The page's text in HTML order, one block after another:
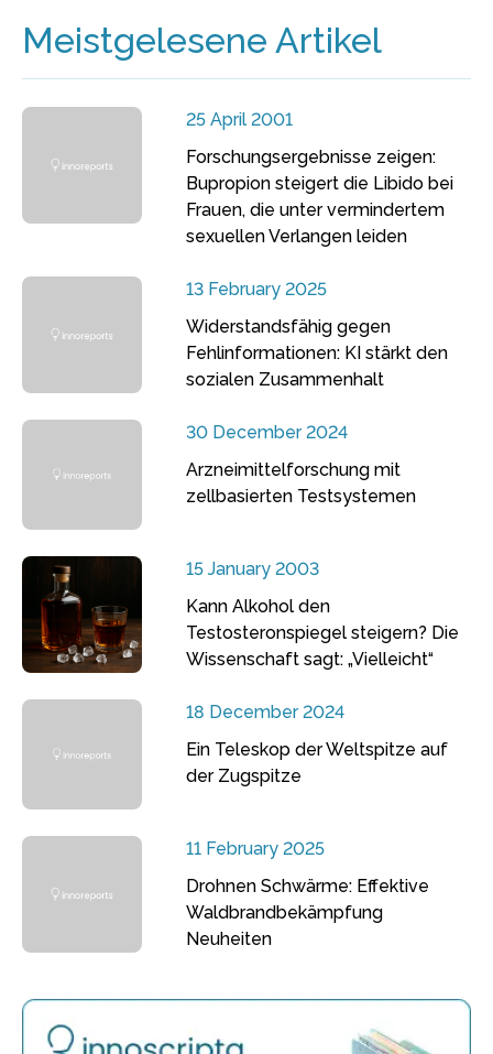
Meistgelesene Artikel
25 April 2001
Forschungsergebnisse zeigen:
Bupropion steigert die Libido bei
Frauen, die unter vermindertem
sexuellen Verlangen leiden
13 February 2025
Widerstandsfähig gegen
Fehlinformationen: KI stärkt den
sozialen Zusammenhalt
30 December 2024
Arzneimittelforschung mit
zellbasierten Testsystemen
15 January 2003
Kann Alkohol den
Testosteronspiegel steigern? Die
Wissenschaft sagt: „Vielleicht“
18 December 2024
Ein Teleskop der Weltspitze auf
der Zugspitze
11 February 2025
Drohnen Schwärme: Effektive
Waldbrandbekämpfung
Neuheiten